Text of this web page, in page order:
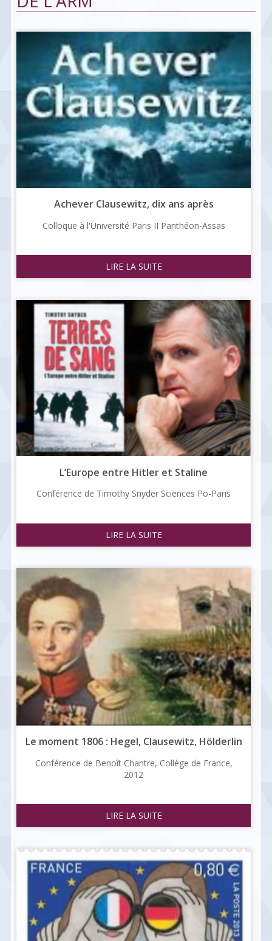
Achever Clausewitz, dix ans après
Colloque à l'Université Paris II Panthéon-Assas
LIRE LA SUITE
L’Europe entre Hitler et Staline
Conférence de Timothy Snyder Sciences Po-Paris
LIRE LA SUITE
Le moment 1806 : Hegel, Clausewitz, Hölderlin
​Conférence de Benoît Chantre, Collège de France,
2012
LIRE LA SUITE